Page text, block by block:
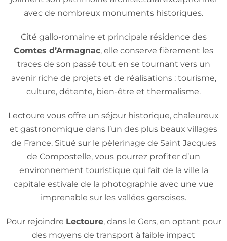
avec de nombreux monuments historiques.
Cité gallo-romaine et principale résidence des
Comtes d’Armagnac, elle conserve fièrement les
traces de son passé tout en se tournant vers un
avenir riche de projets et de réalisations : tourisme,
culture, détente, bien-être et thermalisme.
Lectoure vous offre un séjour historique, chaleureux
et gastronomique dans l’un des plus beaux villages
de France. Situé sur le pèlerinage de Saint Jacques
de Compostelle, vous pourrez profiter d’un
environnement touristique qui fait de la ville la
capitale estivale de la photographie avec une vue
imprenable sur les vallées gersoises.
Pour rejoindre Lectoure, dans le Gers, en optant pour
des moyens de transport à faible impact